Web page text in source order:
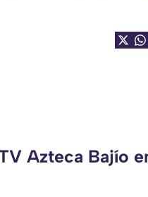
Azteca Bajío